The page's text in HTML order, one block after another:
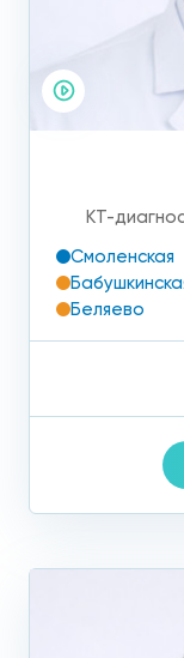
КТ-
Смоленская
Беляево